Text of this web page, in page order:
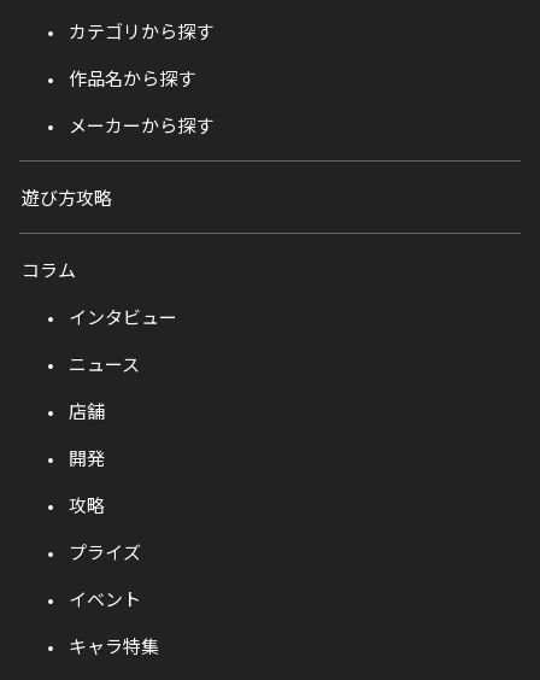
カテゴリから探す
作品名から探す
メーカーから探す
遊び方攻略
コラム
インタビュー
ニュース
店舗
開発
攻略
プライズ
イベント
キャラ特集